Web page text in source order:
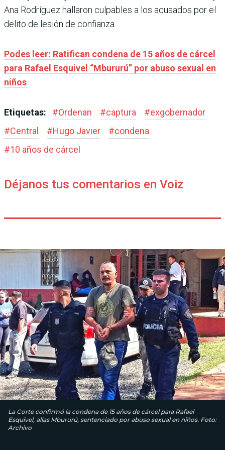
Ana Rodríguez hallaron culpables a los acusados por el
delito de lesión de confianza.
Podes leer: Ratifican condena de 15 años de cárcel
para Rafael Esquivel “Mbururú” por abuso sexual en
niños
Etiquetas: #Ordenan #captura #exgobernador
#Central #Hugo Javier #condena
#10 años de cárcel
Déjanos tus comentarios en Voiz
La Corte confirmó la condena de 15 años de cárcel para Rafael
Esquivel, alias Mbururú, sentenciado por abuso sexual en niños. Foto:
Archivo